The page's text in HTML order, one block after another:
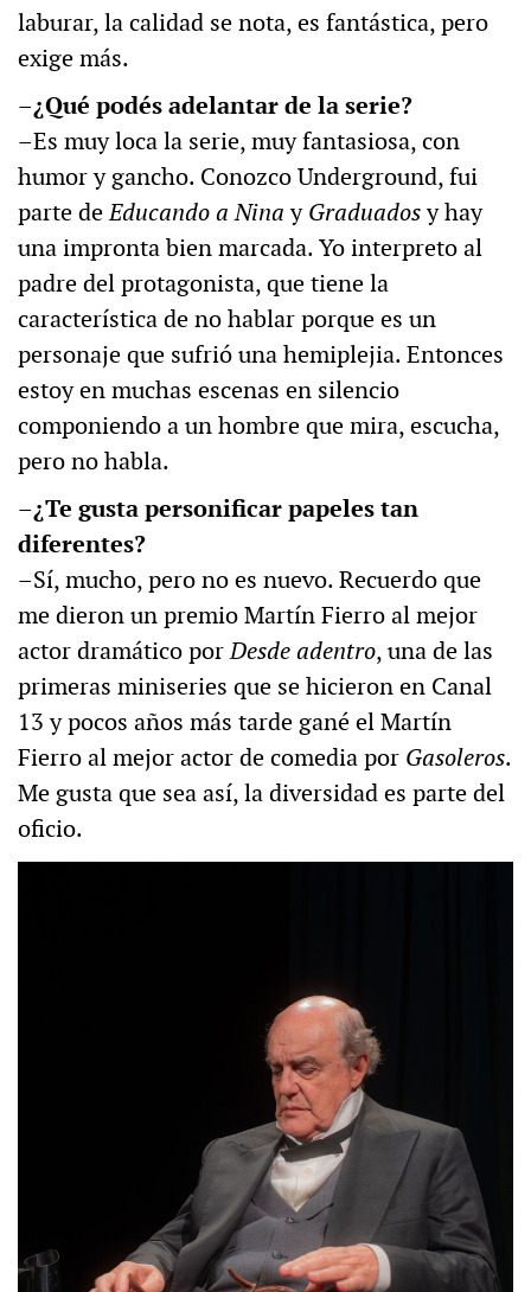
laburar, la calidad se nota, es fantástica, pero
exige más.
–¿Qué podés adelantar de la serie?
–Es muy loca la serie, muy fantasiosa, con
humor y gancho. Conozco Underground, fui
parte deEducando a NinayGraduadosy hay
una impronta bien marcada. Yo interpreto al
padre del protagonista, que tiene la
característica de no hablar porque es un
personaje que sufrió una hemiplejia. Entonces
estoy en muchas escenas en silencio
componiendo a un hombre que mira, escucha,
pero no habla.
–¿Te gusta personificar papeles tan
diferentes?
–Sí, mucho, pero no es nuevo. Recuerdo que
me dieron un premio Martín Fierro al mejor
actor dramático porDesde adentro, una de las
primeras miniseries que se hicieron en Canal
13 y pocos años más tarde gané el Martín
Fierro al mejor actor de comedia por Gasoleros.
Me gusta que sea así, la diversidad es parte del
oficio.